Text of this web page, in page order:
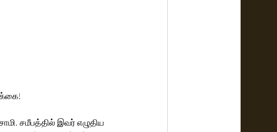
சமீபத்தில் இவர் எழுதிய